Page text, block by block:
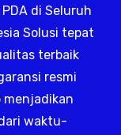
di Seluruh
Solusi tepat
terbaik
resmi
menjadikan
waktu-